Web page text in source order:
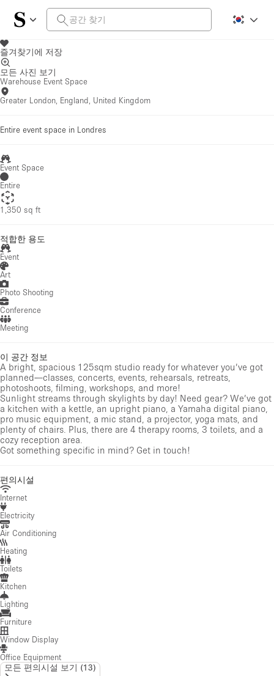
즐겨찾기에 저장
모든 사진 보기
Warehouse Event Space
Greater London, England, United Kingdom
Entire event space in Londres
Event Space
Entire
1,350 sq ft
적합한 용도
Event
Art
Photo Shooting
Conference
Meeting
이 공간 정보
A bright, spacious 125sqm studio ready for whatever you’ve got
planned—classes, concerts, events, rehearsals, retreats,
photoshoots, filming, workshops, and more!
Sunlight streams through skylights by day! Need gear? We’ve got
a kitchen with a kettle, an upright piano, a Yamaha digital piano,
pro music equipment, a mic stand, a projector, yoga mats, and
plenty of chairs. Plus, there are 4 therapy rooms, 3 toilets, and a
cozy reception area.
Got something specific in mind? Get in touch!
편의시설
Internet
Electricity
Air Conditioning
Heating
Toilets
Kitchen
Lighting
Furniture
Window Display
Office Equipment
모든 편의시설 보기 (13)